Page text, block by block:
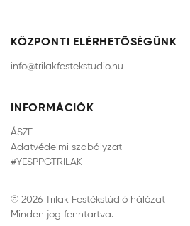
KÖZPONTI ELÉRHETŐSÉGÜNK
info@trilakfestekstudio.hu
INFORMÁCIÓK
ÁSZF
Adatvédelmi szabályzat
#YESPPGTRILAK
© 2026 Trilak Festékstúdió hálózat
Minden jog fenntartva.